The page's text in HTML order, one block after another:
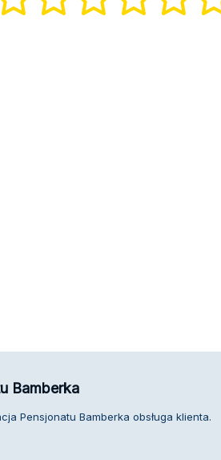
Bamberka
Pensjonatu Bamberka obsługa klienta.